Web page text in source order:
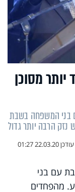
מסוכן
בני המשפחה בשבת
הרבה יותר גדול
עודכן22.03.20 01:27
עם בני
מהפחדים